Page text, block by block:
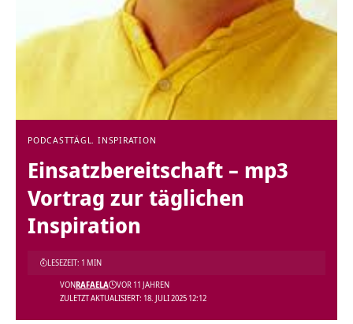
PODCASTTÄGL. INSPIRATION
Einsatzbereitschaft – mp3
Vortrag zur täglichen
Inspiration
ZULETZT AKTUALISIERT: 18. JULI 2025 12:12
VONRAFAELA VOR 11 JAHREN
LESEZEIT: 1 MIN